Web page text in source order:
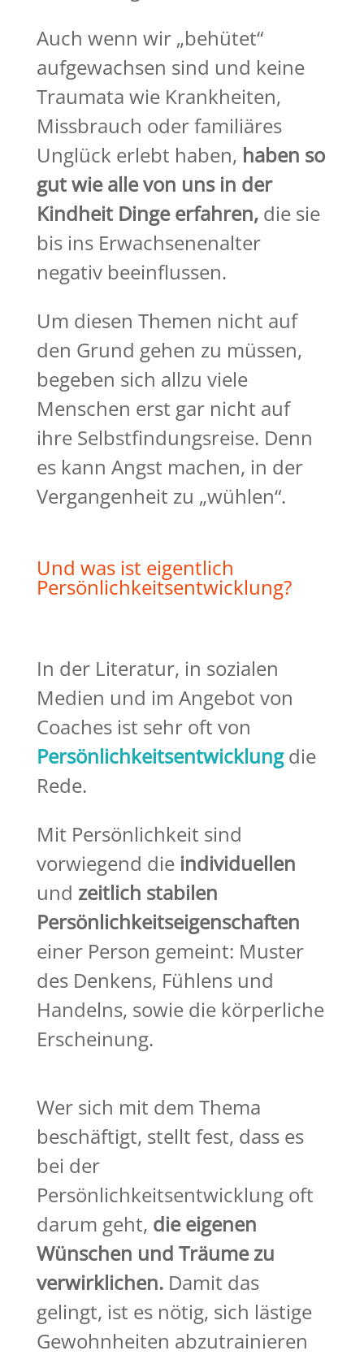
Auch wenn wir „behütet“
aufgewachsen sind und keine
Traumata wie Krankheiten,
Missbrauch oder familiäres
Unglück erlebt haben, haben so
gut wie alle von uns in der
Kindheit Dinge erfahren,die sie
bis ins Erwachsenenalter
negativ beeinflussen.
Um diesen Themen nicht auf
den Grund gehen zu müssen,
begeben sich allzu viele
Menschen erst gar nicht auf
ihre Selbstfindungsreise. Denn
es kann Angst machen, in der
Vergangenheit zu „wühlen“.
Und was ist eigentlich
Persönlichkeitsentwicklung?
In der Literatur, in sozialen
Medien und im Angebot von
Coaches ist sehr oft von
Persönlichkeitsentwicklungdie
Rede.
Mit Persönlichkeit sind
vorwiegend die individuellen
und zeitlich stabilen
Persönlichkeitseigenschaften
einer Person gemeint: Muster
des Denkens, Fühlens und
Handelns, sowie die körperliche
Erscheinung.
Wer sich mit dem Thema
beschäftigt, stellt fest, dass es
bei der
Persönlichkeitsentwicklung oft
darum geht, die eigenen
Wünschen und Träume zu
verwirklichen. Damit das
gelingt, ist es nötig, sich lästige
Gewohnheiten abzutrainieren